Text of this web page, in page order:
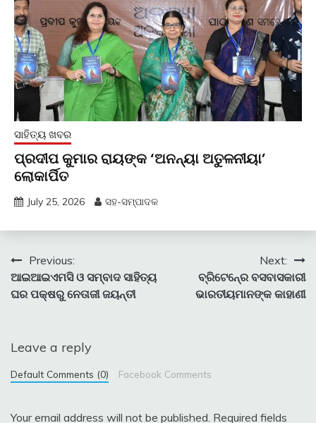
ସାହିତ୍ୟ ଖବର
ପ୍ରଦୀପ କୁମାର ରାୟଙ୍କ ‘ଅନନ୍ୟା ଅତୁଳନୀୟା’
ଲୋକାର୍ପିତ
July 25, 2026 ସହ-ସମ୍ପାଦକ
Post
navigation
Previous:
ଆଇଆଇଏମସି ଓ ସମ୍ବାଦ ସାହିତ୍ୟ
ଘର ପକ୍ଷରୁ ନେତାଜୀ ଜୟନ୍ତୀ
Next:
ବ୍ରିଟେନ୍‍ରେ ବସବାସକାରୀ
ଭାରତୀୟମାନଙ୍କ କାହାଣୀ
Leave a reply
Default Comments (0) Facebook Comments
Your email address will not be published. Required fields